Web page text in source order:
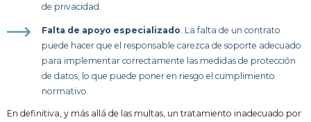
de privacidad.
Falta de apoyo especializado . La falta de un contrato
puede hacer que el responsable carezca de soporte adecuado
para implementar correctamente las medidas de protección
de datos, lo que puede poner en riesgo el cumplimiento
normativo.
En definitiva, y más allá de las multas, un tratamiento inadecuado por